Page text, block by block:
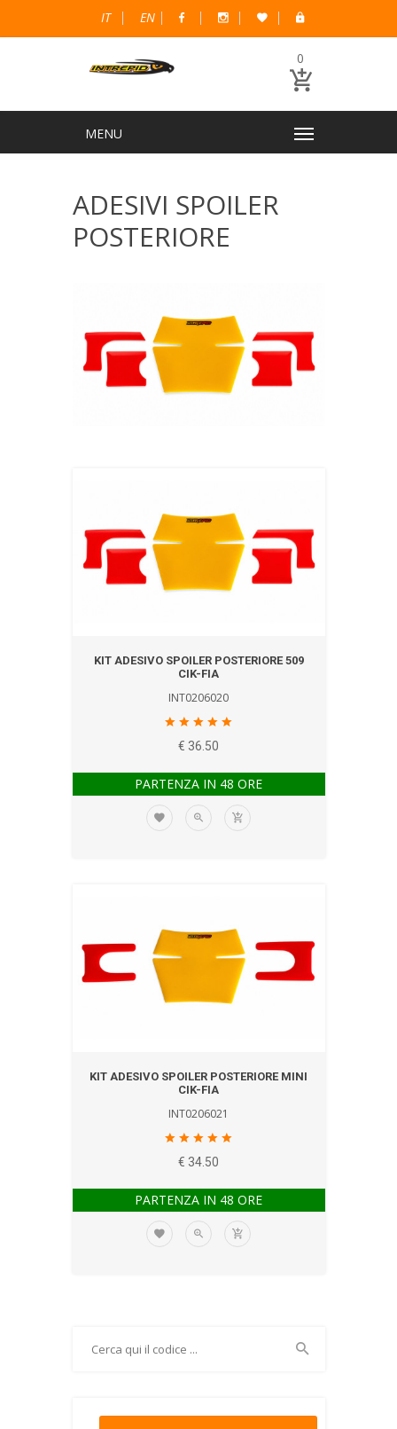
IT EN
0
ADESIVI SPOILER
POSTERIORE
KIT ADESIVO SPOILER POSTERIORE 509
CIK-FIA
INT0206020
€ 36.50
PARTENZA IN 48 ORE
KIT ADESIVO SPOILER POSTERIORE MINI
CIK-FIA
INT0206021
€ 34.50
PARTENZA IN 48 ORE